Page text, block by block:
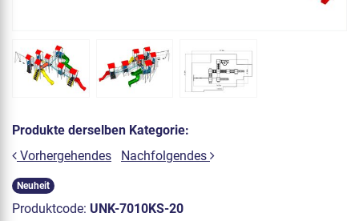
Produkte derselben Kategorie:
Vorhergehendes
Nachfolgendes
Neuheit
Produktcode: UNK-7010KS-20